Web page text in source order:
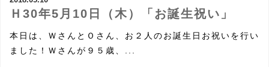
Ｈ30年5月10日（木）「お誕生祝い」
本日は、ＷさんとＯさん、お２人のお誕生日お祝いを行い
ました！Ｗさんが９５歳、...